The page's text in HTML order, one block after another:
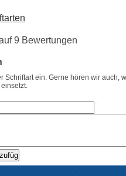
9 Bewertungen
Schriftart ein. Gerne hören wir auch,